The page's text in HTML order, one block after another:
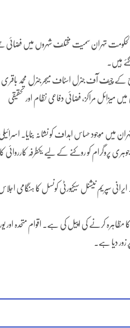
تہران سمیت مختلف شہروں میں فضائی
ہیں۔
کے چیف آف جنرل اسٹاف میجر جنرل محمد باقری
مراکز، فضائی دفاعی نظام اور تحقیقی
موجود حساس اہداف کو نشانہ بنایا۔
پروگرام کو روکنے کے لیے یکطرفہ کارروائی
سپریم نیشنل سیکیورٹی کونسل کا ہنگامی
کرنے کی اپیل کی ہے۔ اقوام متحدہ اور
دیا ہے۔